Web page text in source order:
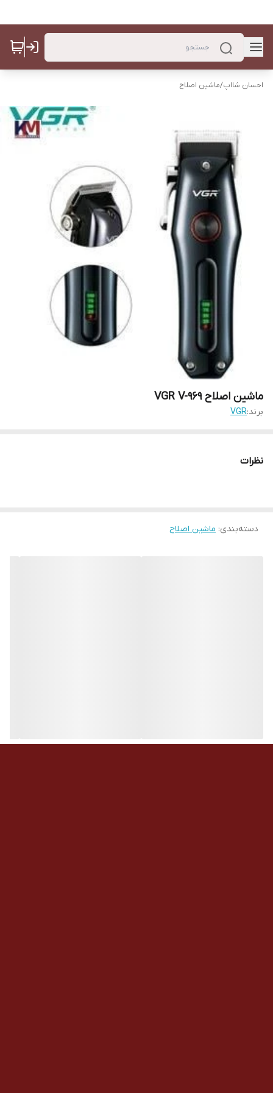
احسان شااپ/ماشین اصلاح
ماشین اصلاح VGR V-969
برند:VGR
نظرات
دسته‌بندی: ماشین اصلاح